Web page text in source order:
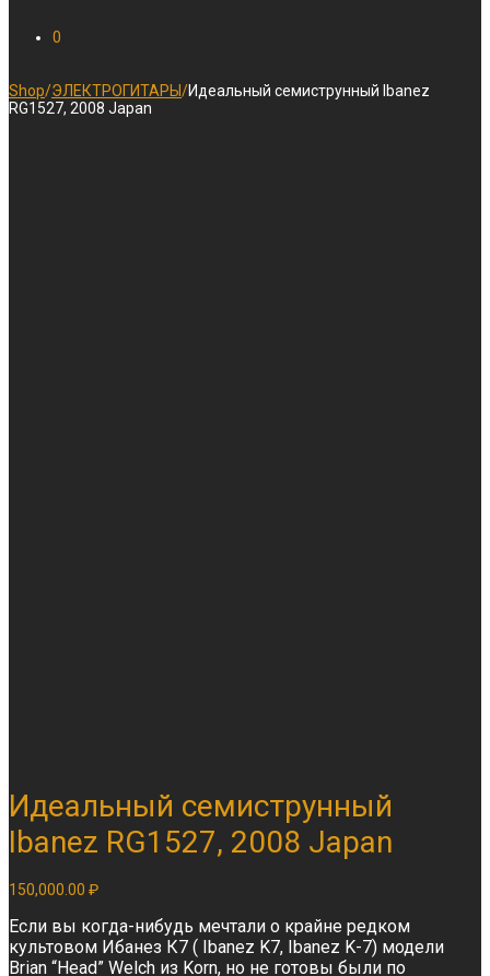
0
Shop/ЭЛЕКТРОГИТАРЫ/Идеальный семиструнный Ibanez
RG1527, 2008 Japan
Идеальный семиструнный
Ibanez RG1527, 2008 Japan
150,000.00 ₽
Если вы когда-нибудь мечтали о крайне редком
культовом Ибанез К7 ( Ibanez K7, Ibanez K-7) модели
Brian “Head” Welch из Korn, но не готовы были по